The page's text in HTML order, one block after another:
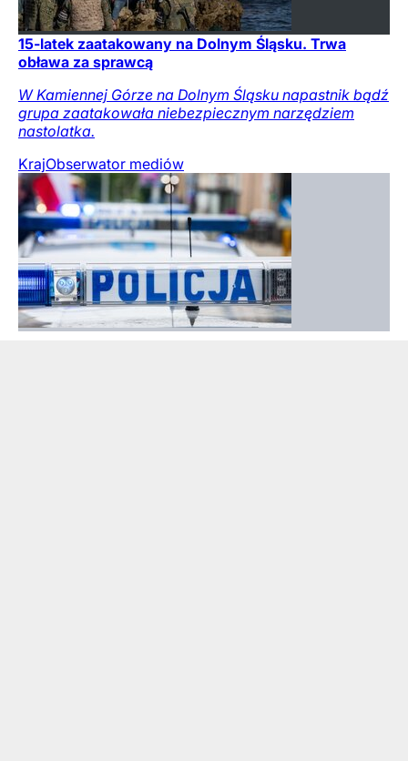
15-latek zaatakowany na Dolnym Śląsku. Trwa
obława za sprawcą
W Kamiennej Górze na Dolnym Śląsku napastnik bądź
grupa zaatakowała niebezpiecznym narzędziem
nastolatka.
KrajObserwator mediów